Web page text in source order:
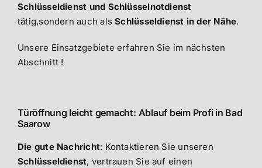
Schlüsseldienst und Schlüsselnotdienst
tätig,sondern auch alsSchlüsseldienst in der Nähe.
Unsere Einsatzgebiete erfahren Sie im nächsten
Abschnitt !
Türöffnung leicht gemacht: Ablauf beim Profi in Bad
Saarow
Die gute Nachricht: Kontaktieren Sie unseren
Schlüsseldienst, vertrauen Sie auf einen